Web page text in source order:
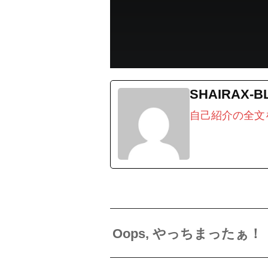
SHAIRAX-
自己紹介の全文
Oops, やっちまったぁ！